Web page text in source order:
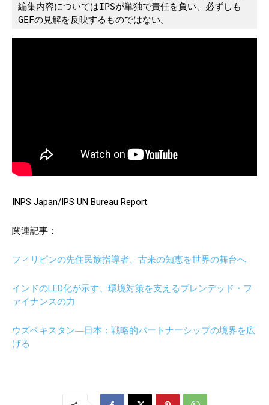
編集内容についてはIPSが単独で責任を負い、必ずしも
GEFの見解を反映するものではない。
INPS Japan/IPS UN Bureau Report
関連記事：
フィリピンの先住民族指導者、古来の知恵を世界の舞台へ
インドのLED化が示す、環境対策を支えるブレンデッド・フ
ァイナンスの力
ウズベキスタン―日本：戦略的パートナーシップの境界を広
げる